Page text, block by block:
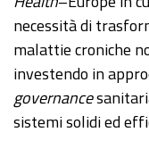
necessità di
malattie croniche
investendo in
governance
sistemi solidi ed